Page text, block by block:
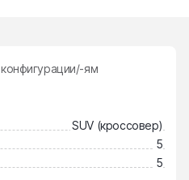
конфигурации/-ям
SUV (кроссовер)
5
5